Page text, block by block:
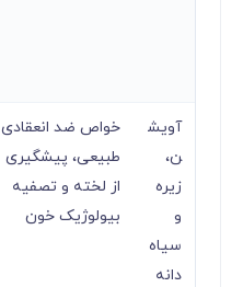
آویش
ن،
زیره
و
سیاه
دانه
خواص ضد انعقادی
طبیعی، پیشگیری
از لخته و تصفیه
بیولوژیک خون